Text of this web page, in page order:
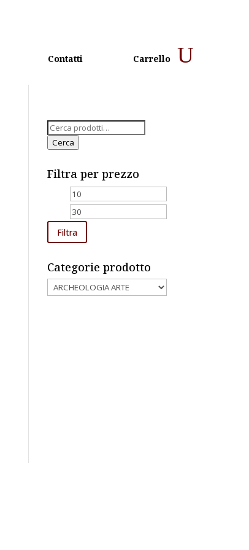
Contatti Carrello
Cerca:
Cerca
Filtra per prezzo
Prezzo
Min
Filtra
Categorie prodotto